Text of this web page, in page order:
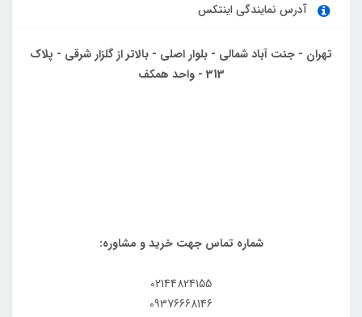
آدرس نمایندگی اینتکس
تهران - جنت آباد شمالی - بلوار اصلی - بالاتر از گلزار شرقی - پلاک
313 - واحد همکف
شماره تماس جهت خرید و مشاوره:
02144824155
09376668146